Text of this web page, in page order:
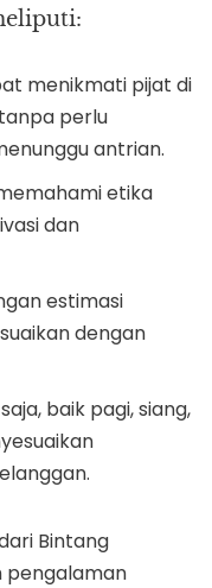
menikmati pijat di
perlu
antrian.
etika
dan
estimasi
dengan
baik pagi, siang,
Bintang
pengalaman